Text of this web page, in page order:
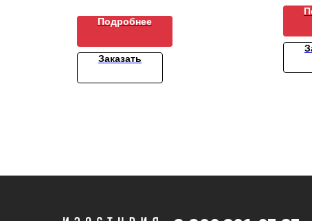
Подробнее
Заказать